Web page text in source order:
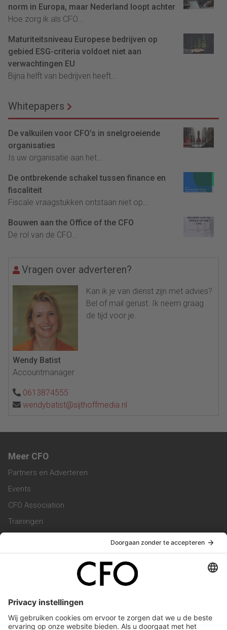
norm in Europa, maar Nederland loopt achter
Hoe zorg ik als CFO...
Maturiteitsniveau Europese bedrijven op
gebied ESG-criteria voldoet niet aan
verwachtingen EU
Bijna helft van bedrijven heeft...
Whitepapers
De valkuilen voor CFO’s in snelgroeiende
organisaties
Is uw organisatie aan het...
De ontbrekende schakel tussen finance en
fiscaliteit
Fiscale vraagstukken ontstaan niet op...
Bouwen aan the Office of the CFO
De rol van de CFO...
Vragen over adverteren?
Kan ik je van dienst zijn met advies?
Bel of mail gerust. Ik neem graag
de tijd voor je.
Wendy Batist
Accountmanager
0613874555
wendybatist@sijthoffmedia.nl
Meer CFO
Partners en Adverteren
Events
CFO Association
Trainingen
Vacatures
Service & Contact
Werken bij ons
Privacy Statement